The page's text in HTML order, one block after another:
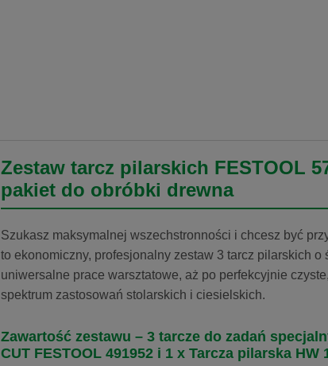
Zestaw tarcz pilarskich FESTOOL
pakiet do obróbki drewna
Szukasz maksymalnej wszechstronności i chcesz być
to ekonomiczny, profesjonalny zestaw 3 tarcz pilarskich
uniwersalne prace warsztatowe, aż po perfekcyjnie
spektrum zastosowań stolarskich i ciesielskich.
Zawartość zestawu – 3 tarcze do zadań
CUT FESTOOL 491952 i 1 x Tarcza pilarska HW